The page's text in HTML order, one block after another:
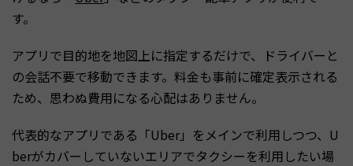
す。
アプリで目的地を地図上に指定するだけで、ドライバーと
の会話不要で移動できます。料金も事前に確定表示される
ため、思わぬ費用になる心配はありません。
代表的なアプリである「Uber」をメインで利用しつつ、U
berがカバーしていないエリアでタクシーを利用したい場